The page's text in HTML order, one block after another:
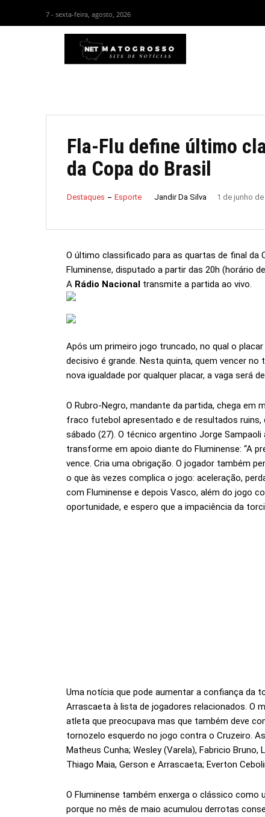
7 - sexta-feira, agosto, 2026
Fla-Flu define último
da Copa do Brasil
Destaques Esporte Jandir Da Silva 1 de junho de
O último classificado para as quartas de final da
Fluminense, disputado a partir das 20h (horário
A Rádio Nacional transmite a partida ao vivo.
Após um primeiro jogo truncado, no qual o
decisivo é grande. Nesta quinta, quem vencer
nova igualdade por qualquer placar, a vaga será
O Rubro-Negro, mandante da partida, chega
fraco futebol apresentado e de resultados
sábado (27). O técnico argentino Jorge
transforme em apoio diante do Fluminense: “A
vence. Cria uma obrigação. O jogador também
o que às vezes complica o jogo: aceleração,
com Fluminense e depois Vasco, além do jogo
oportunidade, e espero que a impaciência da
Uma notícia que pode aumentar a confiança da
Arrascaeta à lista de jogadores relacionados. O
atleta que preocupava mas que também deve
tornozelo esquerdo no jogo contra o Cruzeiro.
Matheus Cunha; Wesley (Varela), Fabricio Bruno,
Thiago Maia, Gerson e Arrascaeta; Everton
O Fluminense também enxerga o clássico como
porque no mês de maio acumulou derrotas